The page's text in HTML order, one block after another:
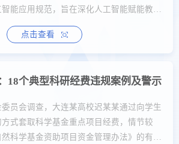
能应用规范，旨在深化人工智能赋能教师
教学大规模应用，引导教师科学、安全、合
人工智能 。全文如下：为深入学习贯彻习
的重要论述，贯彻落实全国教育大会精神和
数字化赋能教师发展行动的通知》...
点击查看
18个典型科研经费违规案例及警示
员会调查，大连某高校迟某某通过向学生
式套取科学基金重点项目经费，情节较
科学基金资助项目资金管理办法》的有关